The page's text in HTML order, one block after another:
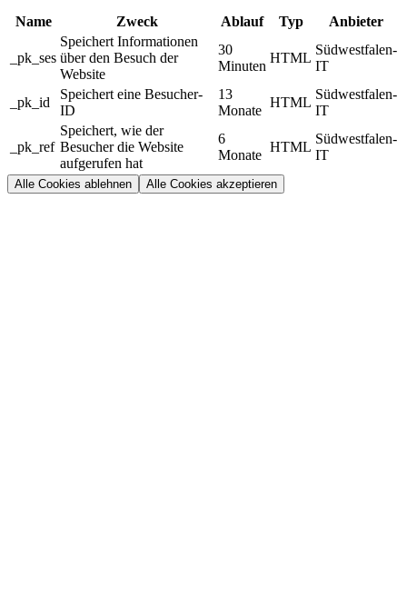
Name Zweck Ablauf Typ Anbieter
_pk_ses
Speichert Informationen
über den Besuch der
Website
30
Minuten
HTML
Südwestfalen-
IT
_pk_id
Speichert eine Besucher-
ID
13
Monate
HTML
Südwestfalen-
IT
_pk_ref
Speichert, wie der
Besucher die Website
aufgerufen hat
6
Monate
HTML
Südwestfalen-
IT
Alle Cookies ablehnen Alle Cookies akzeptieren